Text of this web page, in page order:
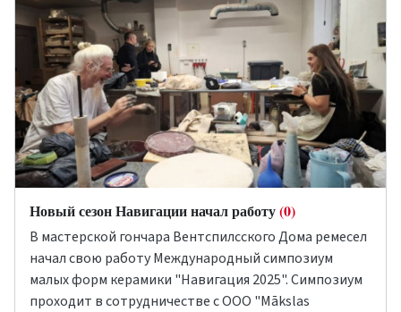
Новый сезон Навигации начал работу(0)
В мастерской гончара Вентспилсского Дома ремесел
начал свою работу Международный симпозиум
малых форм керамики "Навигация 2025". Симпозиум
проходит в сотрудничестве с ООО "Mākslas